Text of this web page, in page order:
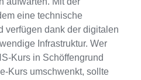
eine technische
verfügen dank der digitalen
Infrastruktur. Wer
Kurs in Schöffengrund
Kurs umschwenkt, sollte